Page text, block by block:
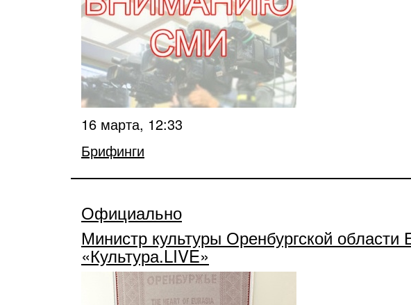
16 марта, 12:33
Брифинги
Официально
Министр культуры Оренбургской
«Культура.LIVE»